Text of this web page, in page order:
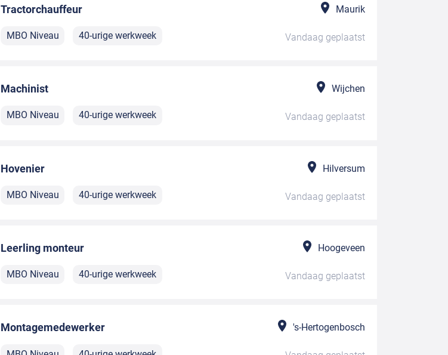
Tractorchauffeur Maurik
MBO Niveau 40-urige werkweek Vandaag geplaatst
Machinist Wijchen
MBO Niveau 40-urige werkweek Vandaag geplaatst
Hovenier Hilversum
MBO Niveau 40-urige werkweek Vandaag geplaatst
Leerling monteur Hoogeveen
MBO Niveau 40-urige werkweek Vandaag geplaatst
Montagemedewerker 's-Hertogenbosch